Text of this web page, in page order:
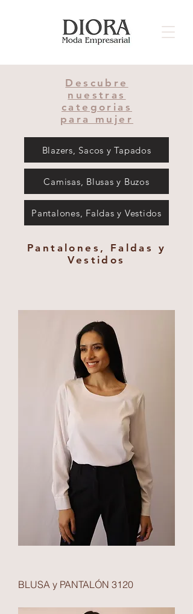
Descubre
nuestras
categorias
para mujer
Blazers, Sacos y Tapados
Camisas, Blusas y Buzos
Pantalones, Faldas y Vestidos
Pantalones, Faldas y
Vestidos
BLUSA y PANTALÓN 3120